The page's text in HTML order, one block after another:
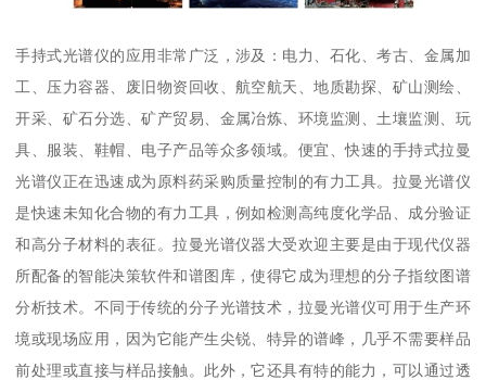
手持式光谱仪的应用非常广泛，涉及：电力、石化、考古、金属加
工、压力容器、废旧物资回收、航空航天、地质勘探、矿山测绘、
开采、矿石分选、矿产贸易、金属冶炼、环境监测、土壤监测、玩
具、服装、鞋帽、电子产品等众多领域。便宜、快速的手持式拉曼
光谱仪正在迅速成为原料药采购质量控制的有力工具。拉曼光谱仪
是快速未知化合物的有力工具，例如检测高纯度化学品、成分验证
和高分子材料的表征。拉曼光谱仪器大受欢迎主要是由于现代仪器
所配备的智能决策软件和谱图库，使得它成为理想的分子指纹图谱
分析技术。不同于传统的分子光谱技术，拉曼光谱仪可用于生产环
境或现场应用，因为它能产生尖锐、特异的谱峰，几乎不需要样品
前处理或直接与样品接触。此外，它还具有特的能力，可以通过透